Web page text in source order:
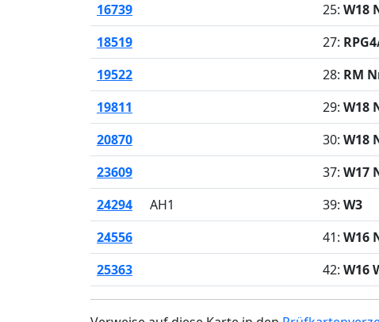
16739
25: W18
18519
27:
19522
28: RM
19811
29: W18
20870
30: W18
23609
37: W17
24294
AH1 39: W3
24556
41: W16
25363
42: W16